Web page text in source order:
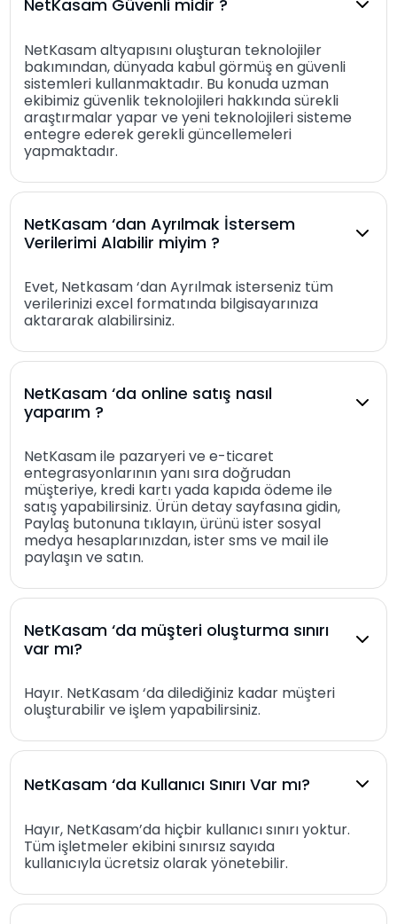
NetKasam Güvenli midir ?
NetKasam altyapısını oluşturan teknolojiler
bakımından, dünyada kabul görmüş en güvenli
sistemleri kullanmaktadır. Bu konuda uzman
ekibimiz güvenlik teknolojileri hakkında sürekli
araştırmalar yapar ve yeni teknolojileri sisteme
entegre ederek gerekli güncellemeleri
yapmaktadır.
NetKasam ‘dan Ayrılmak İstersem
Verilerimi Alabilir miyim ?
Evet, Netkasam ‘dan Ayrılmak isterseniz tüm
verilerinizi excel formatında bilgisayarınıza
aktararak alabilirsiniz.
NetKasam ‘da online satış nasıl
yaparım ?
NetKasam ile pazaryeri ve e-ticaret
entegrasyonlarının yanı sıra doğrudan
müşteriye, kredi kartı yada kapıda ödeme ile
satış yapabilirsiniz. Ürün detay sayfasına gidin,
Paylaş butonuna tıklayın, ürünü ister sosyal
medya hesaplarınızdan, ister sms ve mail ile
paylaşın ve satın.
NetKasam ‘da müşteri oluşturma sınırı
var mı?
Hayır. NetKasam ‘da dilediğiniz kadar müşteri
oluşturabilir ve işlem yapabilirsiniz.
NetKasam ‘da Kullanıcı Sınırı Var mı?
Hayır, NetKasam’da hiçbir kullanıcı sınırı yoktur.
Tüm işletmeler ekibini sınırsız sayıda
kullanıcıyla ücretsiz olarak yönetebilir.